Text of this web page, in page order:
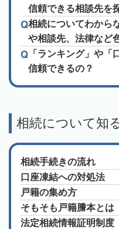
信頼できる相談先を
相続についてわから
や相談先、法律など
「ランキング」や「
信頼できるの？
相続について知
相続手続きの流れ
口座凍結への対処法
戸籍の集め方
そもそも戸籍謄本とは
法定相続情報証明制度